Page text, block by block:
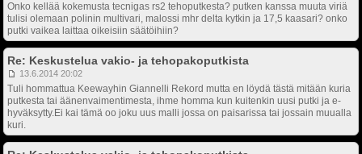
Onko kellää kokemusta tecnigas rs2 tehoputkesta? putken kanssa muuta viriä
tulisi olemaan polinin multivari, malossi mhr delta kytkin ja 17,5 kaasari? onko
putki vaikea laittaa oikeisiin säätöihiin?
Re: Keskustelua vakio- ja tehopakoputkista
13.6.2014 20:02
Tuli hommattua Keewayhin Giannelli Rekord mutta en löydä tästä mitään kuria
putkesta tai äänenvaimentimesta, ihme homma kun kuitenkin uusi putki ja e-
hyväksytty.Ei kai tämä oo joku uus malli jossa on paisarissa tai jossain muualla
kuri.